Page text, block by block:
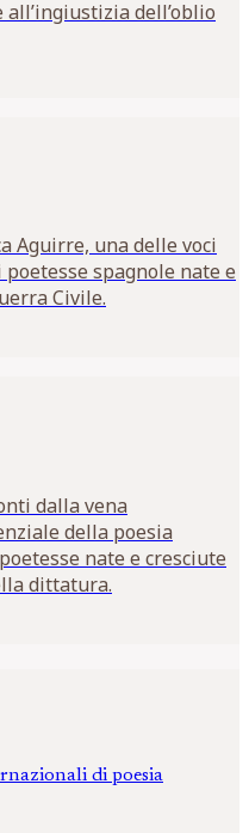
dell’oblio
Aguirre, una delle voci
spagnole nate e
Civile.
dalla vena
della poesia
nate e cresciute
dittatura.
di poesia